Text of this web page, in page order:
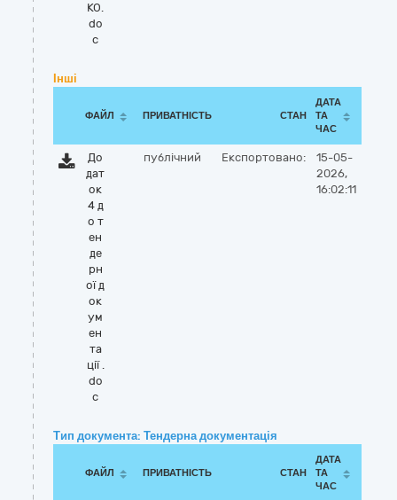
КО.
do
c
Інші
ФАЙЛ ПРИВАТНІСТЬ СТАН
ДАТА
ТА
ЧАС
До
дат
ок
4 д
о т
ен
де
рн
ої д
ок
ум
ен
та
ції .
do
c
публічний Експортовано:
15-05-
2026,
16:02:11
Тип документа: Тендерна документація
ФАЙЛ ПРИВАТНІСТЬ СТАН
ДАТА
ТА
ЧАС